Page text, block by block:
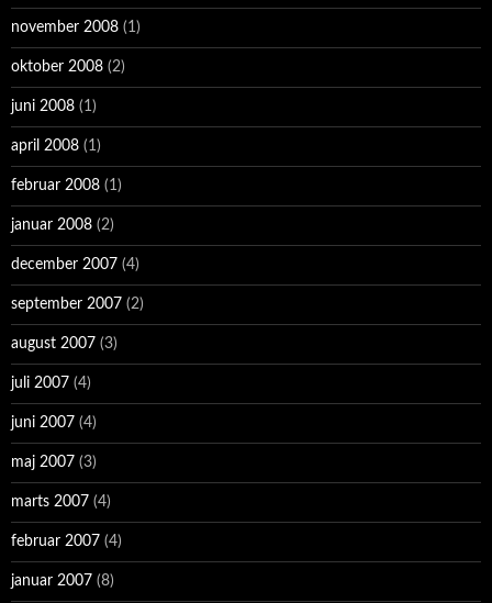
november 2008 (1)
oktober 2008 (2)
juni 2008 (1)
april 2008 (1)
februar 2008 (1)
januar 2008 (2)
december 2007 (4)
september 2007 (2)
august 2007 (3)
juli 2007 (4)
juni 2007 (4)
maj 2007 (3)
marts 2007 (4)
februar 2007 (4)
januar 2007 (8)